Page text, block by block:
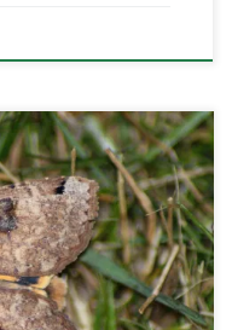
du genre Noctua,
en France.
forme, on y regarde
Noctua pronuba
noctuelle fiancée
Hétérocère […]